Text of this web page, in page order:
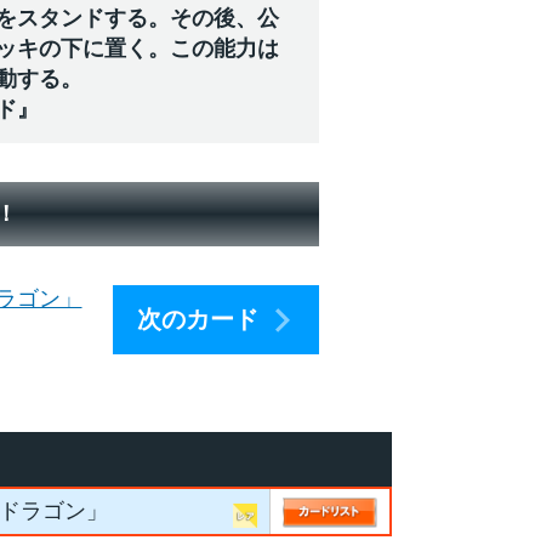
スタンドする。その後、公
キの下に置く。この能力は
する。
』
ゴン」
次のカード
ラゴン」